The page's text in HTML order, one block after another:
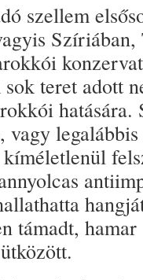
szellem
teret adott
hatására.
támadt,